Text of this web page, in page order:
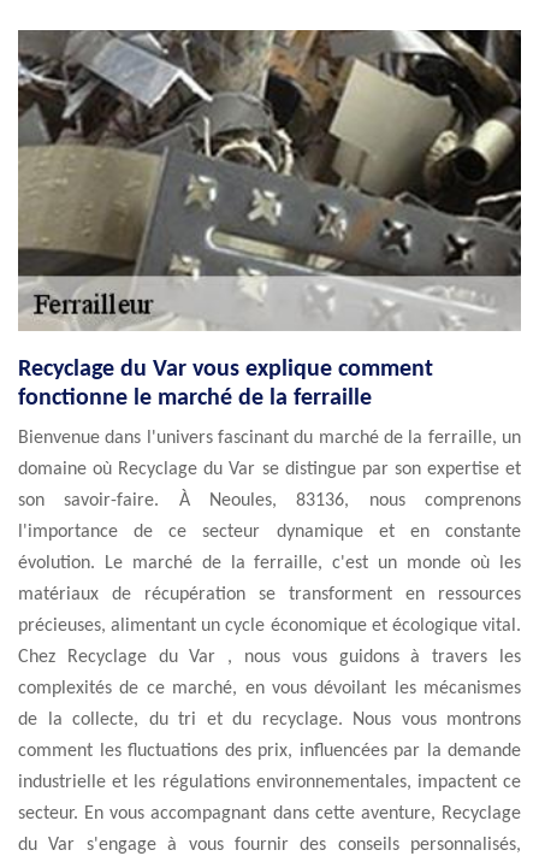
Recyclage du Var vous explique comment
fonctionne le marché de la ferraille
Bienvenue dans l'univers fascinant du marché de la ferraille, un
domaine où Recyclage du Var se distingue par son expertise et
son savoir-faire. À Neoules, 83136, nous comprenons
l'importance de ce secteur dynamique et en constante
évolution. Le marché de la ferraille, c'est un monde où les
matériaux de récupération se transforment en ressources
précieuses, alimentant un cycle économique et écologique vital.
Chez Recyclage du Var , nous vous guidons à travers les
complexités de ce marché, en vous dévoilant les mécanismes
de la collecte, du tri et du recyclage. Nous vous montrons
comment les fluctuations des prix, influencées par la demande
industrielle et les régulations environnementales, impactent ce
secteur. En vous accompagnant dans cette aventure, Recyclage
du Var s'engage à vous fournir des conseils personnalisés,